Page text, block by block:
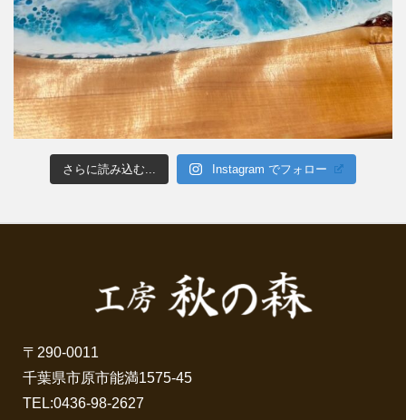
さらに読み込む... Instagram でフォロー
〒290-0011
千葉県市原市能満1575-45
TEL:0436-98-2627